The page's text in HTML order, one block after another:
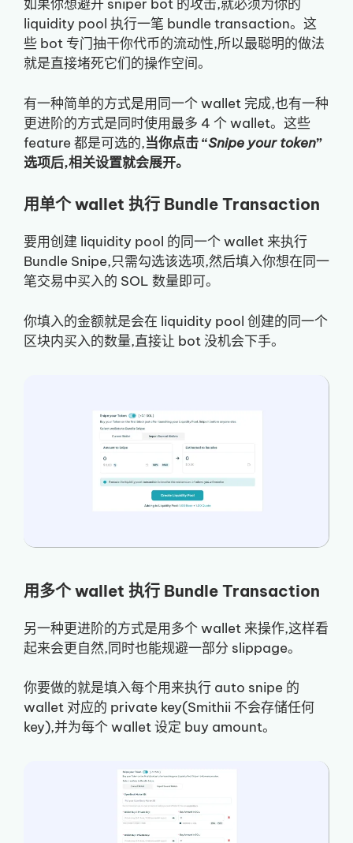
如果你想避开 sniper bot 的攻击,就必须为你的
liquidity pool 执行一笔 bundle transaction。这
些 bot 专门抽干你代币的流动性,所以最聪明的做法
就是直接堵死它们的操作空间。
有一种简单的方式是用同一个 wallet 完成,也有一种
更进阶的方式是同时使用最多 4 个 wallet。这些
feature 都是可选的,当你点击 “Snipe your token”
选项后,相关设置就会展开。
用单个 wallet 执行 Bundle Transaction
要用创建 liquidity pool 的同一个 wallet 来执行
Bundle Snipe,只需勾选该选项,然后填入你想在同一
笔交易中买入的 SOL 数量即可。
你填入的金额就是会在 liquidity pool 创建的同一个
区块内买入的数量,直接让 bot 没机会下手。
用多个 wallet 执行 Bundle Transaction
另一种更进阶的方式是用多个 wallet 来操作,这样看
起来会更自然,同时也能规避一部分 slippage。
你要做的就是填入每个用来执行 auto snipe 的
wallet 对应的 private key(Smithii 不会存储任何
key),并为每个 wallet 设定 buy amount。